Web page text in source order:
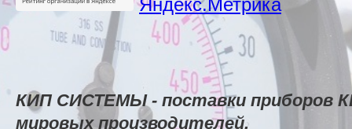
КИП СИСТЕМЫ - поставки приборов
мировых производителей.